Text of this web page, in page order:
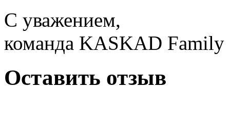
С уважением,
команда KASKAD Family
Оставить отзыв